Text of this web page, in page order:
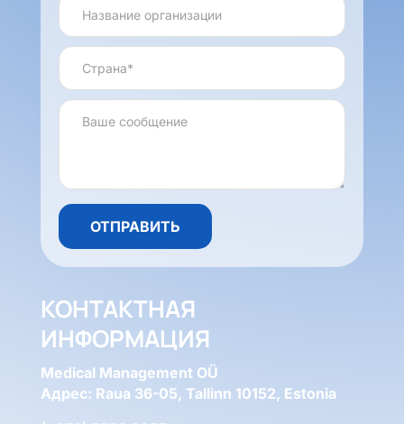
КОНТАКТНАЯ
ИНФОРМАЦИЯ
Medical Management OÜ
Адрес: Raua 36-05, Tallinn 10152, Estonia